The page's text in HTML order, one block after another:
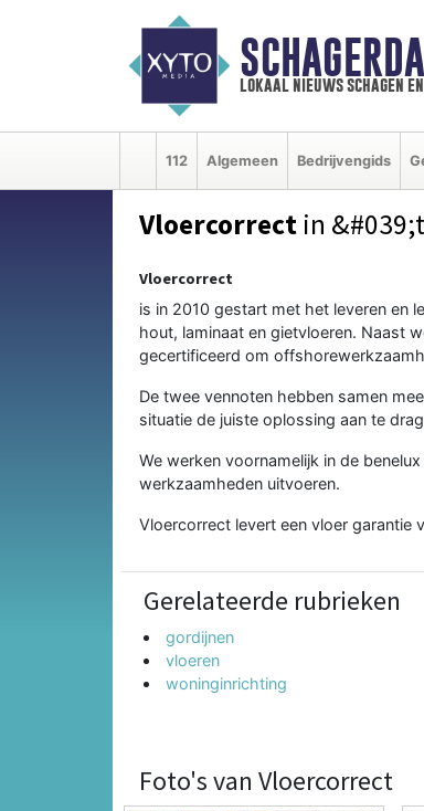
lokaal nieuws schagen
112 Algemeen Bedrijvengids
Vloercorrect in
Vloercorrect
is in 2010 gestart met het leveren en
hout, laminaat en gietvloeren. Naast
gecertificeerd om
De twee vennoten hebben samen
situatie de juiste oplossing aan te
We werken voornamelijk in de
werkzaamheden uitvoeren.
Vloercorrect levert een vloer garantie
Gerelateerde rubrieken
gordijnen
vloeren
woninginrichting
Foto's van Vloercorrect